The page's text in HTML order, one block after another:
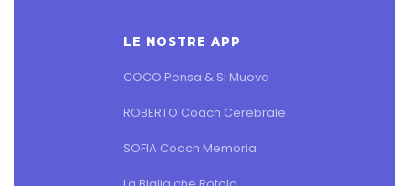
LE NOSTRE APP
COCO Pensa & Si Muove
ROBERTO Coach Cerebrale
SOFIA Coach Memoria